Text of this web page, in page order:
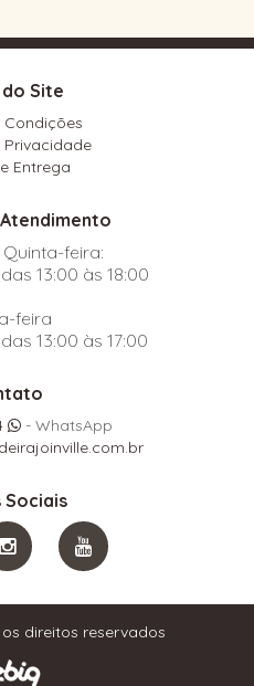
Site
Condições
Entrega
feira:
13:00 às 18:00
feira
13:00 às 17:00
- WhatsApp
Sociais
direitos reservados